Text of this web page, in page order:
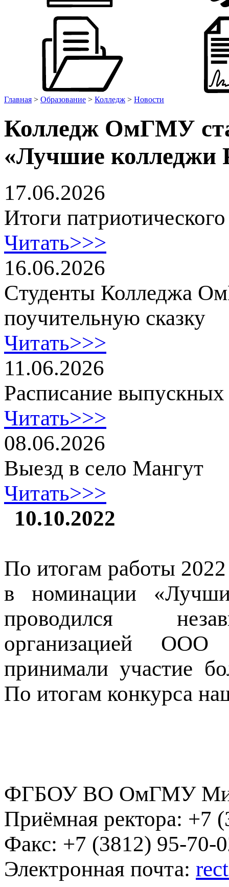
Главная > Образование > Колледж > Новости
Колледж ОмГМУ
«Лучшие
17.06.2026
Итоги
Читать>>>
16.06.2026
Cтуденты Колледжа
поучительную сказку
Читать>>>
11.06.2026
Расписание
Читать>>>
08.06.2026
Выезд в село Мангут
Читать>>>
10.10.2022
По итогам работы
в номинации
проводился
организацией ООО
принимали участие
По итогам конкурса
ФГБОУ ВО ОмГМУ
Приёмная ректора: +7
Факс: +7 (3812) 95-70-
Электронная почта: